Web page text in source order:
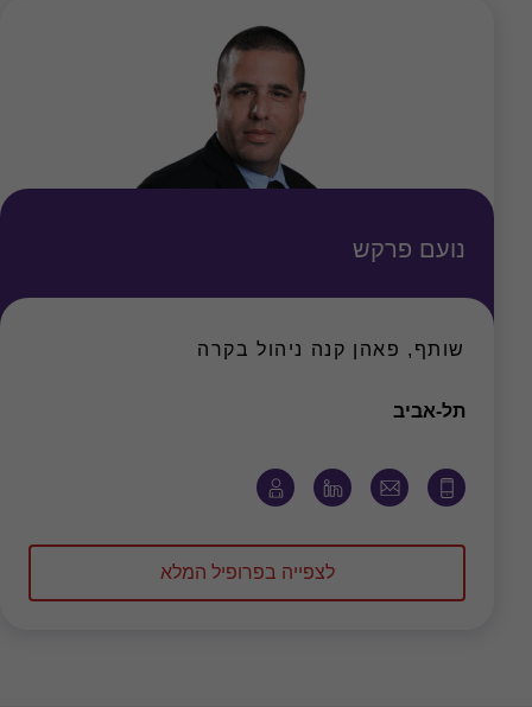
נועם פרקש
שותף, פאהן קנה ניהול בקרה
תל-אביב
לצפייה בפרופיל המלא